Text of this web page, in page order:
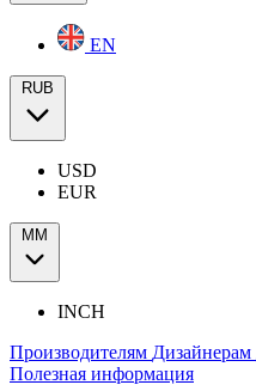
EN
RUB
USD
EUR
ММ
INCH
Производителям Дизайнерам
Полезная информация